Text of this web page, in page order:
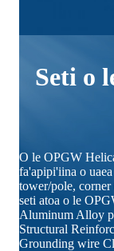
Seti o
O le OPGW
fa'apipi'iina o
tower/pole,
seti atoa o le
Aluminum Alloy
Structural
Grounding wire